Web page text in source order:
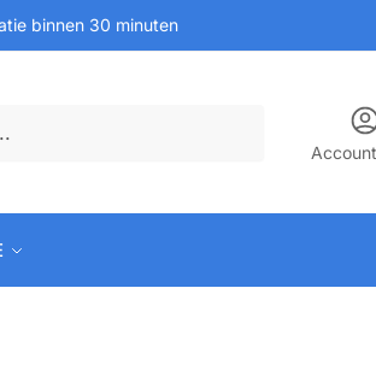
binnen 30 minuten